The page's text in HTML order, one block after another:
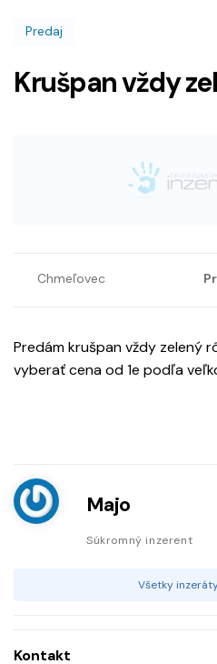
Predaj
Krušpan vždy
Chmeľovec
Predám krušpan vždy zelený
vyberať cena od 1e podľa
Majo
Súkromný inzerent
Všetky
Kontakt